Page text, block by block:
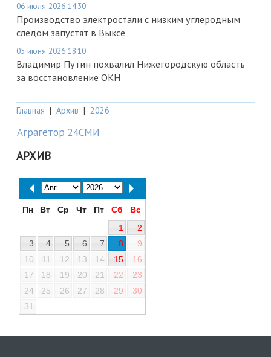
06 июля 2026 14:30
Производство электростали с низким углеродным
следом запустят в Выксе
05 июня 2026 18:10
Владимир Путин похвалил Нижегородскую область
за восстановление ОКН
Главная | Архив | 2026
Аграгетор 24СМИ
АРХИВ
Пн Вт Ср Чт Пт Сб
Вс
1
2
3
4 5 6 7 8
9
10
11 12 13 14 15
16
17
18 19 20 21 22
23
24
25 26 27 28 29
30
31